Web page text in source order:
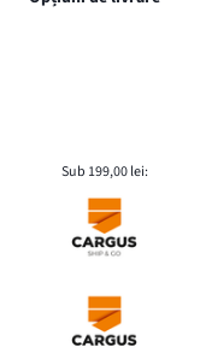
Sub 199,00 lei: